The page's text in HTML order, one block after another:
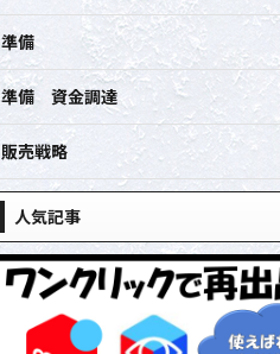
準備
準備 資金調達
販売戦略
人気記事